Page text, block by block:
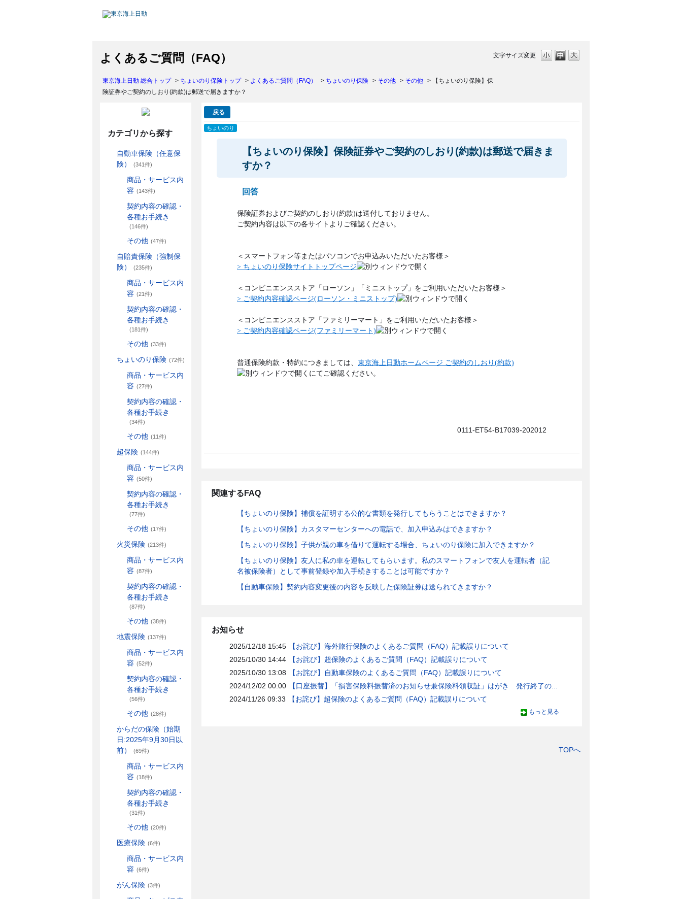
よくあるご質問（FAQ） 文字サイズ変更
東京海上日動 総合トップ > ちょいのり保険トップ > よくあるご質問（FAQ） > ちょいのり保険 > その他 > その他 >
【ちょいのり保険】保
険証券やご契約のしおり(約款)は郵送で届きますか？
カテゴリから探す
自動車保険（任意保
険）
(341件)
商品・サービス内
容 (143件)
契約内容の確認・
各種お手続き
(146件)
その他 (47件)
自賠責保険（強制保
険）
(235件)
商品・サービス内
容 (21件)
契約内容の確認・
各種お手続き
(181件)
その他 (33件)
ちょいのり保険 (72件)
商品・サービス内
容 (27件)
契約内容の確認・
各種お手続き
(34件)
その他 (11件)
超保険 (144件)
商品・サービス内
容 (50件)
契約内容の確認・
各種お手続き
(77件)
その他 (17件)
火災保険 (213件)
商品・サービス内
容 (87件)
契約内容の確認・
各種お手続き
(87件)
その他 (38件)
地震保険 (137件)
商品・サービス内
容 (52件)
契約内容の確認・
各種お手続き
(56件)
その他 (28件)
からだの保険（始期
日:2025年9月30日以
前）
(69件)
商品・サービス内
容 (18件)
契約内容の確認・
各種お手続き
(31件)
その他 (20件)
医療保険 (6件)
商品・サービス内
容 (6件)
がん保険 (3件)
戻る
ちょいのり
【ちょいのり保険】保険証券やご契約のしおり(約款)は郵送で届きま
すか？
回答
保険証券およびご契約のしおり(約款)は送付しておりません。
ご契約内容は以下の各サイトよりご確認ください。
＜スマートフォン等またはパソコンでお申込みいただいたお客様＞
> ちょいのり保険サイトトップページ
＜コンビニエンスストア「ローソン」「ミニストップ」をご利用いただいたお客様＞
> ご契約内容確認ページ(ローソン・ミニストップ)
＜コンビニエンスストア「ファミリーマート」をご利用いただいたお客様＞
> ご契約内容確認ページ(ファミリーマート)
普通保険約款・特約につきましては、 東京海上日動ホームページ ご契約のしおり(約款)
にてご確認ください。
0111-ET54-B17039-202012
関連するFAQ
【ちょいのり保険】補償を証明する公的な書類を発行してもらうことはできますか？
【ちょいのり保険】カスタマーセンターへの電話で、加入申込みはできますか？
【ちょいのり保険】子供が親の車を借りて運転する場合、ちょいのり保険に加入できますか？
【ちょいのり保険】友人に私の車を運転してもらいます。私のスマートフォンで友人を運転者（記
名被保険者）として事前登録や加入手続きすることは可能ですか？
【自動車保険】契約内容変更後の内容を反映した保険証券は送られてきますか？
お知らせ
2025/12/18 15:45
【お詫び】海外旅行保険のよくあるご質問（FAQ）記載誤りについて
2025/10/30 14:44
【お詫び】超保険のよくあるご質問（FAQ）記載誤りについて
2025/10/30 13:08
【お詫び】自動車保険のよくあるご質問（FAQ）記載誤りについて
2024/12/02 00:00
【口座振替】「損害保険料振替済のお知らせ兼保険料領収証」はがき 発行終了の...
2024/11/26 09:33
【お詫び】超保険のよくあるご質問（FAQ）記載誤りについて
もっと見る
TOPへ